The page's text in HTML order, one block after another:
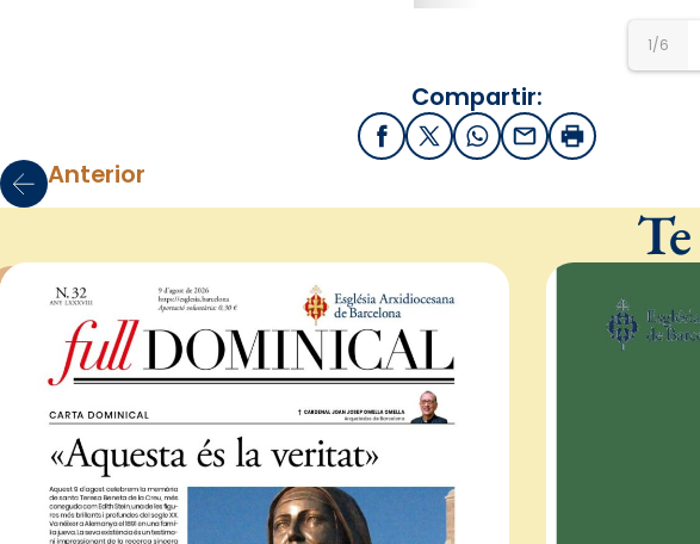
1/6
Compartir:
FacebookX / Twitter
WhatsApp
EmailImprimir
Anterior